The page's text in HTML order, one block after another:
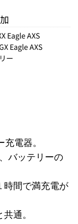
Eagle AXS
Eagle AXS
ー
充電器。
バッテリーの
時間で満充電が
共通。